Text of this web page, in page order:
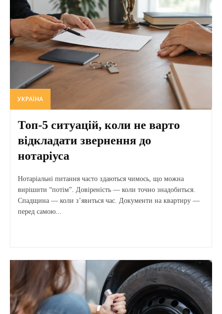
УКРАЇНА
Топ-5 ситуацій, коли не варто
відкладати звернення до
нотаріуса
Нотаріальні питання часто здаються чимось, що можна
вирішити “потім”. Довіреність — коли точно знадобиться.
Спадщина — коли з’явиться час. Документи на квартиру —
перед самою...